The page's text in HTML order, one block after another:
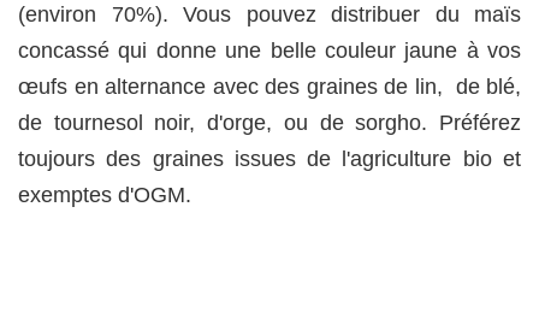
(environ 70%). Vous pouvez distribuer du maïs
concassé qui donne une belle couleur jaune à vos
œufs en alternance avec des graines de lin, de blé,
de tournesol noir, d'orge, ou de sorgho. Préférez
toujours des graines issues de l'agriculture bio et
exemptes d'OGM.